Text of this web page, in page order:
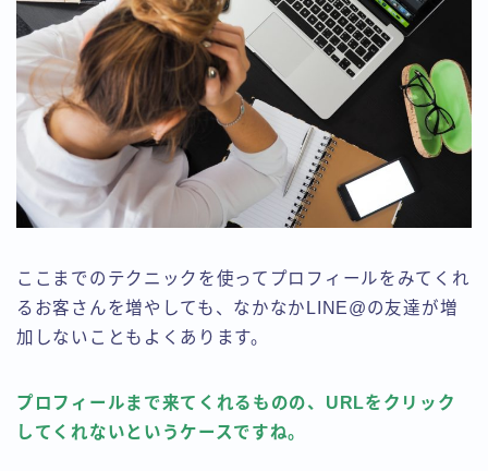
ここまでのテクニックを使ってプロフィールをみてくれ
るお客さんを増やしても、なかなかLINE@の友達が増
加しないこともよくあります。
プロフィールまで来てくれるものの、URLをクリック
してくれないというケースですね。